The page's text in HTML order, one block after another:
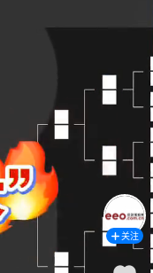
关注